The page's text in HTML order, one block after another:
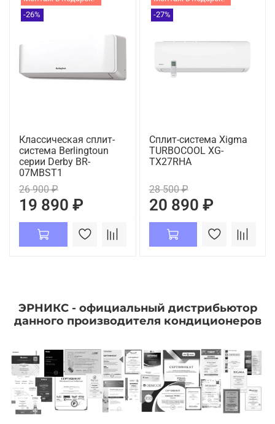
-26%
Классическая сплит-
система Berlingtoun
серии Derby BR-
07MBST1
26 900 ₽
19 890 ₽
-27%
Сплит-система Xigma
TURBOCOOL XG-
TX27RHA
28 500 ₽
20 890 ₽
ЭРНИКС - официальный дистрибьютор
данного производителя кондиционеров